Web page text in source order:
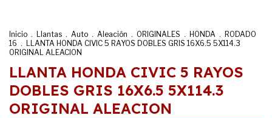
Inicio . Llantas . Auto . Aleación . ORIGINALES . HONDA . RODADO
16 . LLANTA HONDA CIVIC 5 RAYOS DOBLES GRIS 16X6.5 5X114.3
ORIGINAL ALEACION
LLANTA HONDA CIVIC 5 RAYOS
DOBLES GRIS 16X6.5 5X114.3
ORIGINAL ALEACION